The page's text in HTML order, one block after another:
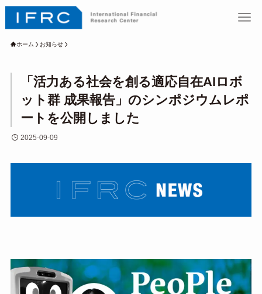
ホーム お知らせ
「活力ある社会を創る適応自在AIロボ
ット群 成果報告」のシンポジウムレポ
ートを公開しました
2025-09-09